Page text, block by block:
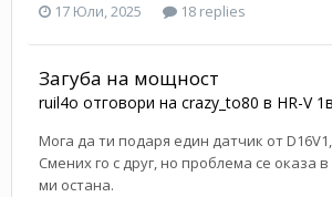
17 Юли, 2025
18 replies
Загуба на мощност
ruil4o отговори на crazy_to80 в HR-V
Мога да ти подаря един датчик от
Смених го с друг, но проблема се оказа
ми остана.